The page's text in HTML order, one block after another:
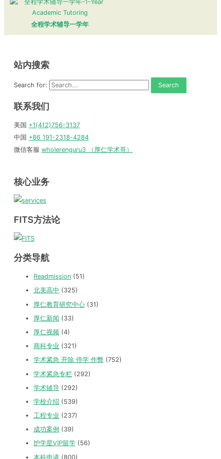
全程学术辅导一学年
站内搜索
Search for:
联系我们
美国 +1(412)756-3137
中国 +86 191-2318-4284
微信客服 wholerenguru3 （厚仁学术哥）
核心业务
FITS方法论
分类导航
Readmission (51)
北美高中 (325)
厚仁教育研究中心 (31)
厚仁新闻 (33)
厚仁视频 (4)
商科专业 (321)
学术紧急 开除 停学 作弊 (752)
学术紧急专栏 (292)
学术辅导 (292)
学校介绍 (539)
工程专业 (237)
成功案例 (39)
护学星VIP留学 (56)
本科申请 (800)